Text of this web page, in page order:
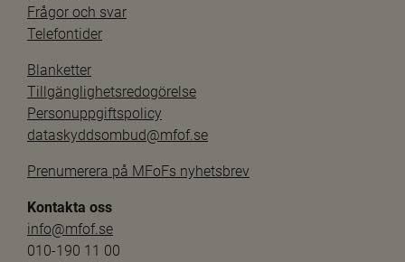
Frågor och svar
Telefontider
Blanketter
Tillgänglighetsredogörelse
Personuppgiftspolicy
dataskyddsombud@mfof.se
Prenumerera på MFoFs nyhetsbrev
Kontakta oss
info@mfof.se
010-190 11 00